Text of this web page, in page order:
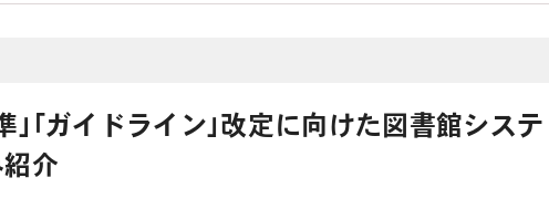
」「ガイドライン」改定に向けた図書館システ
介